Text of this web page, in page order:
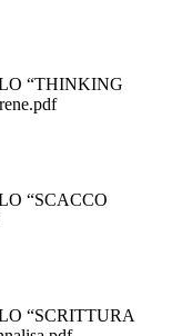
“THINKING
“SCACCO
“SCRITTURA